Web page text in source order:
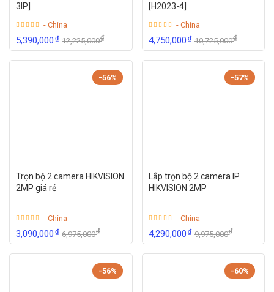
3IP]
- China
5,390,000₫ 12,225,000₫
[H2023-4]
- China
4,750,000₫ 10,725,000₫
-56%
Trọn bộ 2 camera HIKVISION
2MP giá rẻ
- China
3,090,000₫ 6,975,000₫
-57%
Lắp trọn bộ 2 camera IP
HIKVISION 2MP
- China
4,290,000₫ 9,975,000₫
-56% -60%